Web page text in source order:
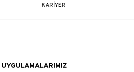
KARİYER
UYGULAMALARIMIZ